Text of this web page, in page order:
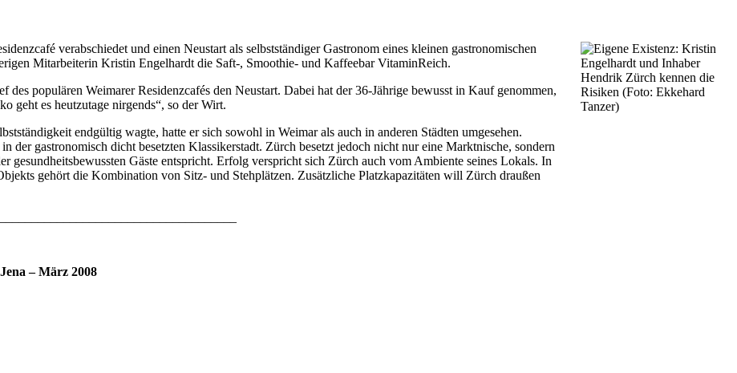
verabschiedet und einen Neustart als selbstständiger Gastronom eines kleinen gastronomischen
Mitarbeiterin Kristin Engelhardt die Saft-, Smoothie- und Kaffeebar VitaminReich.
des populären Weimarer Residenzcafés den Neustart. Dabei hat der 36-Jährige bewusst in Kauf genommen,
geht es heutzutage nirgends“, so der Wirt.
endgültig wagte, hatte er sich sowohl in Weimar als auch in anderen Städten umgesehen.
der gastronomisch dicht besetzten Klassikerstadt. Zürch besetzt jedoch nicht nur eine Marktnische, sondern
gesundheitsbewussten Gäste entspricht. Erfolg verspricht sich Zürch auch vom Ambiente seines Lokals. In
gehört die Kombination von Sitz- und Stehplätzen. Zusätzliche Platzkapazitäten will Zürch draußen
– März 2008